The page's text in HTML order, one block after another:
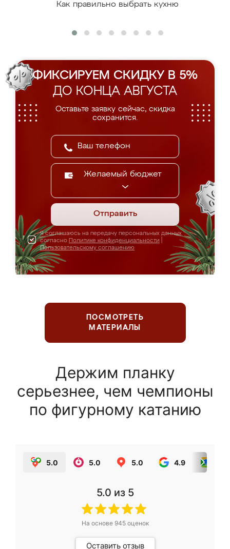
Как правильно выбрать кухню
ФИКСИРУЕМ СКИДКУ В 5%
ДО КОНЦА АВГУСТА
Оставьте заявку сейчас, скидка
сохранится.
Желаемый бюджет
Отправить
Я соглашаюсь на передачу персональных данных
согласно Политике конфиденциальности
Пользовательскому соглашению
ПОСМОТРЕТЬ
МАТЕРИАЛЫ
Держим планку
серьезнее, чем чемпионы
по фигурному катанию
5.0 5.0 5.0 4.9
5.0 из 5
На основе 945оценок
Оставить отзыв